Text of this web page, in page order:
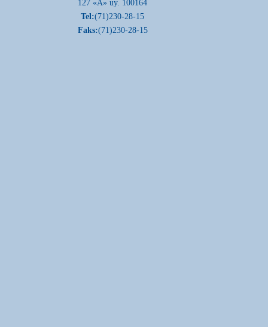
127 «A» uy. 100164
Tel:(71)230-28-15
Faks:(71)230-28-15